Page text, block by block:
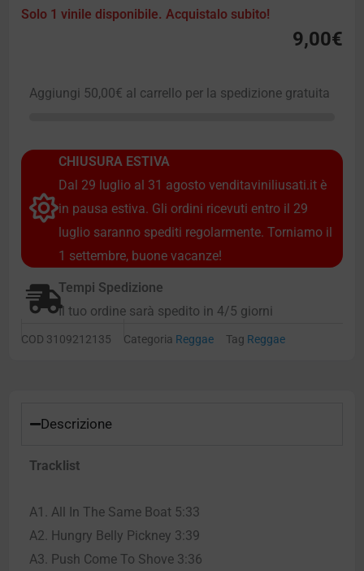
Solo 1 vinile disponibile. Acquistalo subito!
9,00€
Aggiungi 50,00€ al carrello per la spedizione gratuita
CHIUSURA ESTIVA
Dal 29 luglio al 31 agosto venditaviniliusati.it è
in pausa estiva. Gli ordini ricevuti entro il 29
luglio saranno spediti regolarmente. Torniamo il
1 settembre, buone vacanze!
Tempi Spedizione
Il tuo ordine sarà spedito in 4/5 giorni
COD 3109212135 Categoria Reggae Tag Reggae
Descrizione
Tracklist
A1. All In The Same Boat 5:33
A2. Hungry Belly Pickney 3:39
A3. Push Come To Shove 3:36